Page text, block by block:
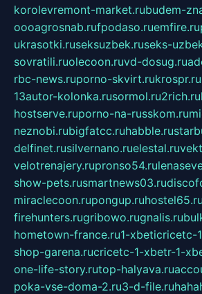
korolevremont-market.rubudem-
oooagrosnab.rufpodaso.ruemfire.ru
ukrasotki.ruseksuzbek.ruseks-
sovratili.ruolecoon.ruvd-dosug.ru
rbc-news.ruporno-skvirt.rukrospr.ru
13autor-kolonka.rusormol.ru2rich.ru
hostserve.ruporno-na-russkom.ru
neznobi.rubigfatcc.ruhabble.ru
delfinet.rusilvernano.ruelestal.ru
velotrenajery.rupronso54.ru
show-pets.rusmartnews03.ru
miraclecoon.rupongup.ruhostel65.ru
firehunters.rugribowo.rugnalis.ru
hometown-france.ru1-xbeticricetc-
shop-garena.rucricetc-1-xbetr-1-
one-life-story.rutop-halyava.ru
poka-vse-doma-2.ru3-d-file.ru